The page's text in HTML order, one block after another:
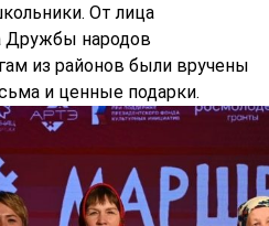
От лица
Дружбы народов
из районов были вручены
и ценные подарки.